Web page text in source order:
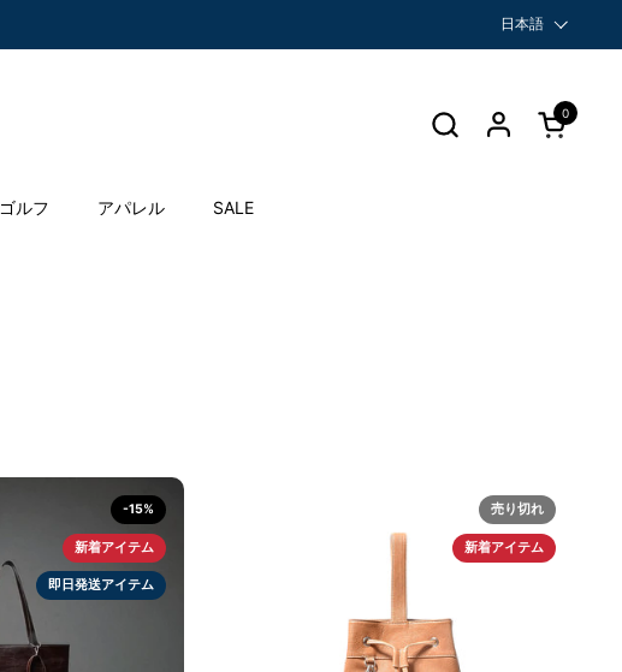
言語
日本語
カートを
0
ゴルフ アパレル SALE
-15%
新着アイテム
即日発送アイテム
売り切れ
新着アイテム